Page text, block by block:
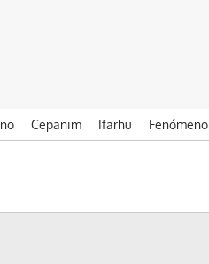
Cepanim Ifarhu